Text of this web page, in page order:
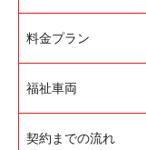
料金プラン
福祉車両
契約までの流れ